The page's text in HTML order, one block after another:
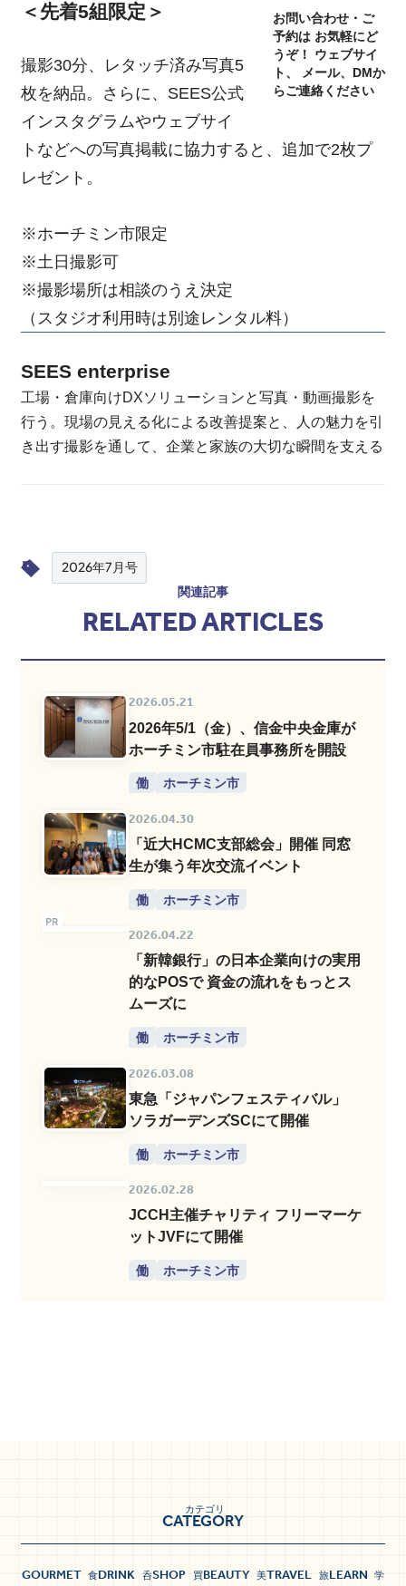
お問い合わせ・ご
予約は お気軽にど
うぞ！ ウェブサイ
ト、 メール、DMか
らご連絡ください
＜先着5組限定＞
撮影30分、レタッチ済み写真5
枚を納品。さらに、SEES公式
インスタグラムやウェブサイ
トなどへの写真掲載に協力すると、追加で2枚プ
レゼント。
※ホーチミン市限定
※土日撮影可
※撮影場所は相談のうえ決定
（スタジオ利用時は別途レンタル料）
SEES enterprise
工場・倉庫向けDXソリューションと写真・動画撮影を
行う。現場の見える化による改善提案と、人の魅力を引
き出す撮影を通して、企業と家族の大切な瞬間を支える
2026年7月号
関連記事
RELATED ARTICLES
2026.05.21
2026年5/1（金）、信金中央金庫が
ホーチミン市駐在員事務所を開設
働 ホーチミン市
2026.04.30
「近大HCMC支部総会」開催 同窓
生が集う年次交流イベント
働 ホーチミン市
2026.04.22
「新韓銀行」の日本企業向けの実用
的なPOSで 資金の流れをもっとス
ムーズに
働 ホーチミン市
2026.03.08
東急「ジャパンフェスティバル」
ソラガーデンズSCにて開催
働 ホーチミン市
2026.02.28
JCCH主催チャリティ フリーマーケ
ットJVFにて開催
働 ホーチミン市
CATEGORY
カテゴリ
GOURMET 食DRINK 呑SHOP 買BEAUTY 美TRAVEL 旅LEARN 学